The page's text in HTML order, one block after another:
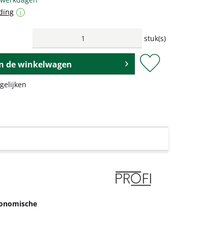
i
stuk(s)
de winkelwagen